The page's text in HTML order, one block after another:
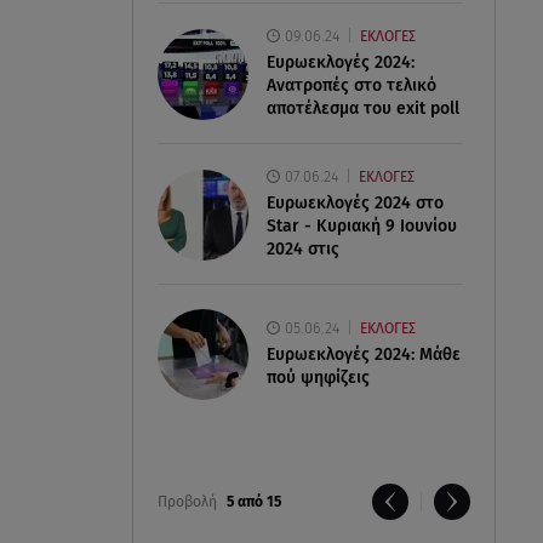
09.06.24 ΕΚΛΟΓΕΣ
Ευρωεκλογές 2024:
Ανατροπές στο τελικό
αποτέλεσμα του exit poll
07.06.24 ΕΚΛΟΓΕΣ
Ευρωεκλογές 2024 στο
Star - Κυριακή 9 Ιουνίου
2024 στις
05.06.24 ΕΚΛΟΓΕΣ
Ευρωεκλογές 2024: Μάθε
πού ψηφίζεις
Προβολή 5 από 15